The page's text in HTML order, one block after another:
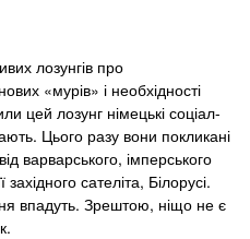
лозунгів про
«мурів» і необхідності
цей лозунг німецькі соціал-
Цього разу вони покликані
варварського, імперського
сателіта, Білорусі.
впадуть. Зрештою, ніщо не є